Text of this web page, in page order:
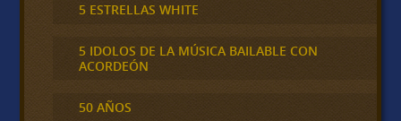
5 ESTRELLAS WHITE
5 IDOLOS DE LA MÚSICA BAILABLE CON
ACORDEÓN
50 AÑOS